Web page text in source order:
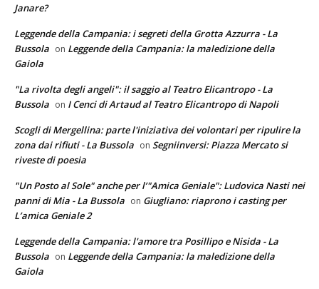
Janare?
Leggende della Campania: i segreti della Grotta Azzurra - La
Bussola on Leggende della Campania: la maledizione della
Gaiola
"La rivolta degli angeli": il saggio al Teatro Elicantropo - La
Bussola on I Cenci di Artaud al Teatro Elicantropo di Napoli
Scogli di Mergellina: parte l'iniziativa dei volontari per ripulire la
zona dai rifiuti - La Bussola on Segniinversi: Piazza Mercato si
riveste di poesia
"Un Posto al Sole" anche per l’"Amica Geniale": Ludovica Nasti nei
panni di Mia - La Bussola on Giugliano: riaprono i casting per
L’amica Geniale 2
Leggende della Campania: l'amore tra Posillipo e Nisida - La
Bussola on Leggende della Campania: la maledizione della
Gaiola